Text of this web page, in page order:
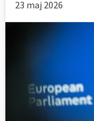
23 maj 2026